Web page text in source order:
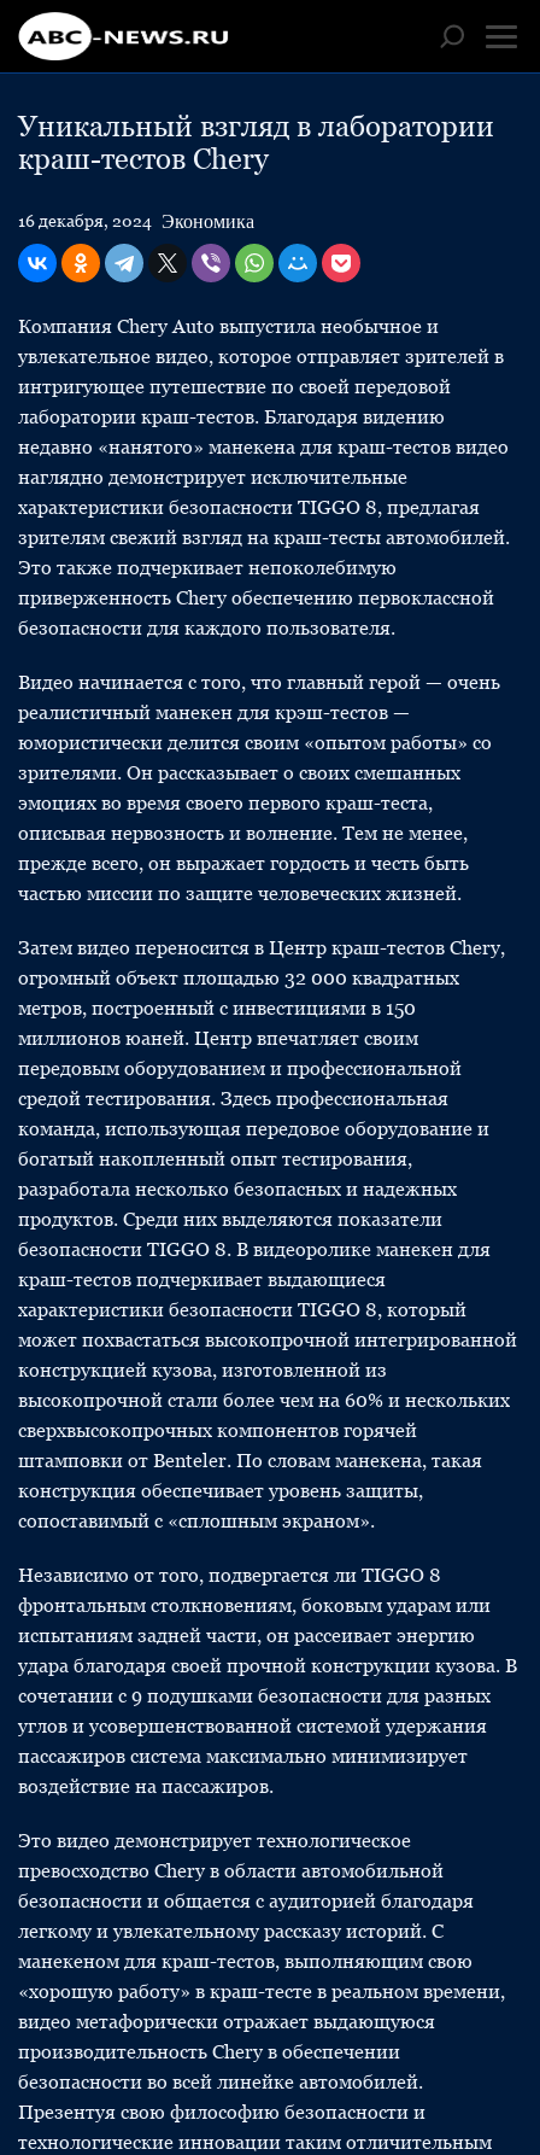
Уникальный взгляд в лаборатории
краш-тестов Chery
16 декабря, 2024 Экономика
Компания Chery Auto выпустила необычное и
увлекательное видео, которое отправляет зрителей в
интригующее путешествие по своей передовой
лаборатории краш-тестов. Благодаря видению
недавно «нанятого» манекена для краш-тестов видео
наглядно демонстрирует исключительные
характеристики безопасности TIGGO 8, предлагая
зрителям свежий взгляд на краш-тесты автомобилей.
Это также подчеркивает непоколебимую
приверженность Chery обеспечению первоклассной
безопасности для каждого пользователя.
Видео начинается с того, что главный герой — очень
реалистичный манекен для крэш-тестов —
юмористически делится своим «опытом работы» со
зрителями. Он рассказывает о своих смешанных
эмоциях во время своего первого краш-теста,
описывая нервозность и волнение. Тем не менее,
прежде всего, он выражает гордость и честь быть
частью миссии по защите человеческих жизней.
Затем видео переносится в Центр краш-тестов Chery,
огромный объект площадью 32 000 квадратных
метров, построенный с инвестициями в 150
миллионов юаней. Центр впечатляет своим
передовым оборудованием и профессиональной
средой тестирования. Здесь профессиональная
команда, использующая передовое оборудование и
богатый накопленный опыт тестирования,
разработала несколько безопасных и надежных
продуктов. Среди них выделяются показатели
безопасности TIGGO 8. В видеоролике манекен для
краш-тестов подчеркивает выдающиеся
характеристики безопасности TIGGO 8, который
может похвастаться высокопрочной интегрированной
конструкцией кузова, изготовленной из
высокопрочной стали более чем на 60% и нескольких
сверхвысокопрочных компонентов горячей
штамповки от Benteler. По словам манекена, такая
конструкция обеспечивает уровень защиты,
сопоставимый с «сплошным экраном».
Независимо от того, подвергается ли TIGGO 8
фронтальным столкновениям, боковым ударам или
испытаниям задней части, он рассеивает энергию
удара благодаря своей прочной конструкции кузова. В
сочетании с 9 подушками безопасности для разных
углов и усовершенствованной системой удержания
пассажиров система максимально минимизирует
воздействие на пассажиров.
Это видео демонстрирует технологическое
превосходство Chery в области автомобильной
безопасности и общается с аудиторией благодаря
легкому и увлекательному рассказу историй. С
манекеном для краш-тестов, выполняющим свою
«хорошую работу» в краш-тесте в реальном времени,
видео метафорически отражает выдающуюся
производительность Chery в обеспечении
безопасности во всей линейке автомобилей.
Презентуя свою философию безопасности и
технологические инновации таким отличительным